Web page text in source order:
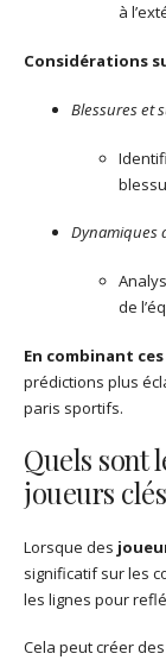
à
Considérations
Blessures et
Dynamiques
de
En combinant
prédictions plus
paris sportifs.
Quels sont
joueurs
Lorsque des
significatif sur les
les lignes pour
Cela peut créer